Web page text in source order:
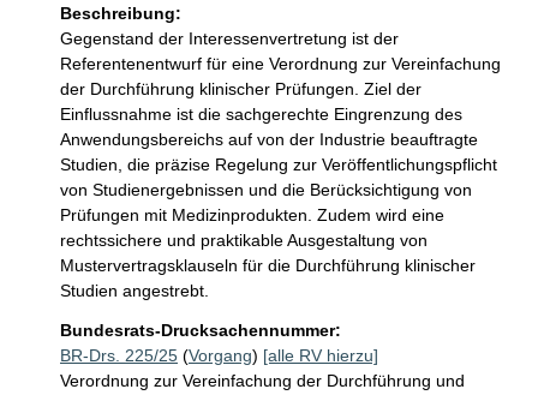
Beschreibung:
Gegenstand der Interessenvertretung ist der
Referentenentwurf für eine Verordnung zur Vereinfachung
der Durchführung klinischer Prüfungen. Ziel der
Einflussnahme ist die sachgerechte Eingrenzung des
Anwendungsbereichs auf von der Industrie beauftragte
Studien, die präzise Regelung zur Veröffentlichungspflicht
von Studienergebnissen und die Berücksichtigung von
Prüfungen mit Medizinprodukten. Zudem wird eine
rechtssichere und praktikable Ausgestaltung von
Mustervertragsklauseln für die Durchführung klinischer
Studien angestrebt.
Bundesrats-Drucksachennummer:
BR-Drs. 225/25 (Vorgang) [alle RV hierzu]
Verordnung zur Vereinfachung der Durchführung und